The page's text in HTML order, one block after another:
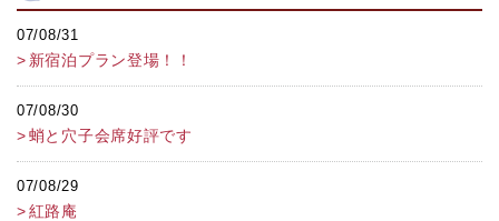
07/08/31
新宿泊プラン登場！！
07/08/30
蛸と穴子会席好評です
07/08/29
紅路庵